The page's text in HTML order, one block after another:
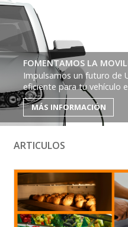
FOMENTAMOS LA
Impulsamos un futuro de
eficiente para tu vehículo
MÁS INFORMACIÓN
ARTICULOS